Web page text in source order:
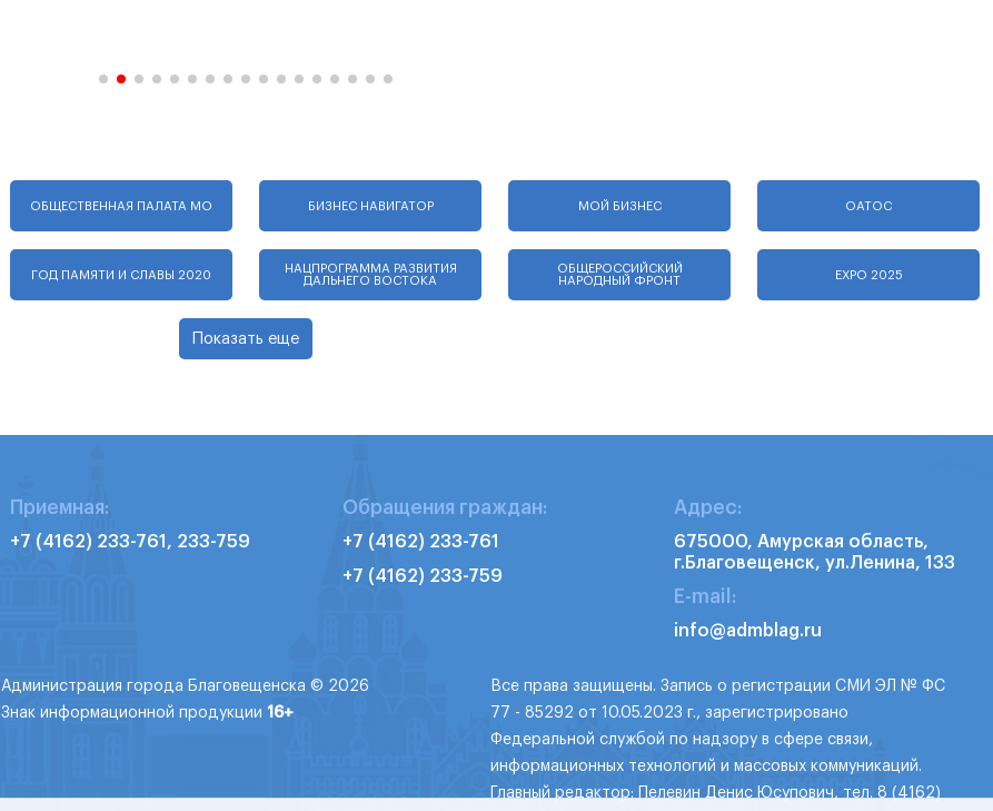
ОБЩЕСТВЕННАЯ ПАЛАТА МО БИЗНЕС НАВИГАТОР МОЙ БИЗНЕС ОАТОС
ГОД ПАМЯТИ И СЛАВЫ 2020
НАЦПРОГРАММА РАЗВИТИЯ
ДАЛЬНЕГО ВОСТОКА
ОБЩЕРОССИЙСКИЙ
НАРОДНЫЙ ФРОНТ
EXPO 2025
Показать еще
Приемная:
+7 (4162) 233-761, 233-759
Обращения граждан:
+7 (4162) 233-761
+7 (4162) 233-759
Адрес:
675000, Амурская область,
г.Благовещенск, ул.Ленина, 133
E-mail:
info@admblag.ru
Администрация города Благовещенска © 2026
Знак информационной продукции 16+
Все права защищены. Запись о регистрации СМИ ЭЛ № ФС
77 - 85292 от 10.05.2023 г., зарегистрировано
Федеральной службой по надзору в сфере связи,
информационных технологий и массовых коммуникаций.
Главный редактор: Пелевин Денис Юсупович, тел. 8 (4162)